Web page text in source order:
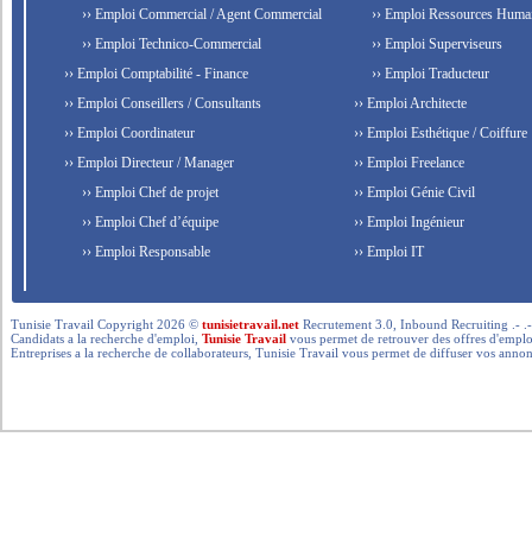
›› Emploi Commercial / Agent Commercial
›› Emploi Technico-Commercial
›› Emploi Comptabilité - Finance
›› Emploi Conseillers / Consultants
›› Emploi Coordinateur
›› Emploi Directeur / Manager
›› Emploi Chef de projet
›› Emploi Chef d’équipe
›› Emploi Responsable
›› Emploi Ressources
›› Emploi Superviseurs
›› Emploi Traducteur
›› Emploi Architecte
›› Emploi Esthétique / Coiffure
›› Emploi Freelance
›› Emploi Génie Civil
›› Emploi Ingénieur
›› Emploi IT
Tunisie Travail Copyright 2026 ©tunisietravail.net Recrutement 3.0, Inbound Recruiting .-
Candidats a la recherche d'emploi,Tunisie Travail vous permet de retrouver des offres
Entreprises a la recherche de collaborateurs, Tunisie Travail vous permet de diffuser vos